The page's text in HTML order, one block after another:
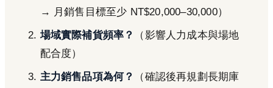
→ 月銷售目標至少 NT$20,000–30,000）
場域實際補貨頻率？
（影響人力成本與場地
配合度）
主力銷售品項為何？
（確認後再規劃長期庫